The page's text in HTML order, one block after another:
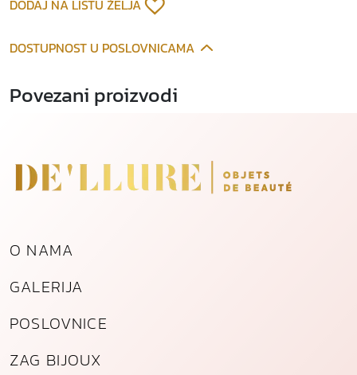
ć
n
č
a
l
č
n
DODAJ NA LISTU ŽELJA
DOSTUPNOST U POSLOVNICAMA
Povezani proizvodi
O NAMA
GALERIJA
POSLOVNICE
ZAG BIJOUX